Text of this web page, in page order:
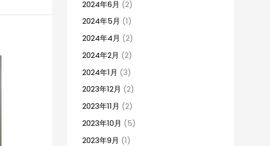
2024年6月 (2)
2024年5月 (1)
2024年4月 (2)
2024年2月 (2)
2024年1月 (3)
2023年12月 (2)
2023年11月 (2)
2023年10月 (5)
2023年9月 (1)